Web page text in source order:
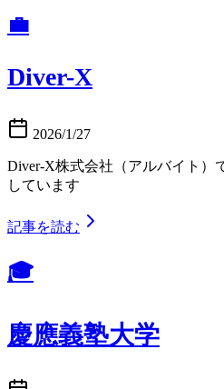
💼
Diver-X
2026/1/27
Diver-X株式会社（アルバイト）
しています
記事を読む
🎓
慶應義塾大学